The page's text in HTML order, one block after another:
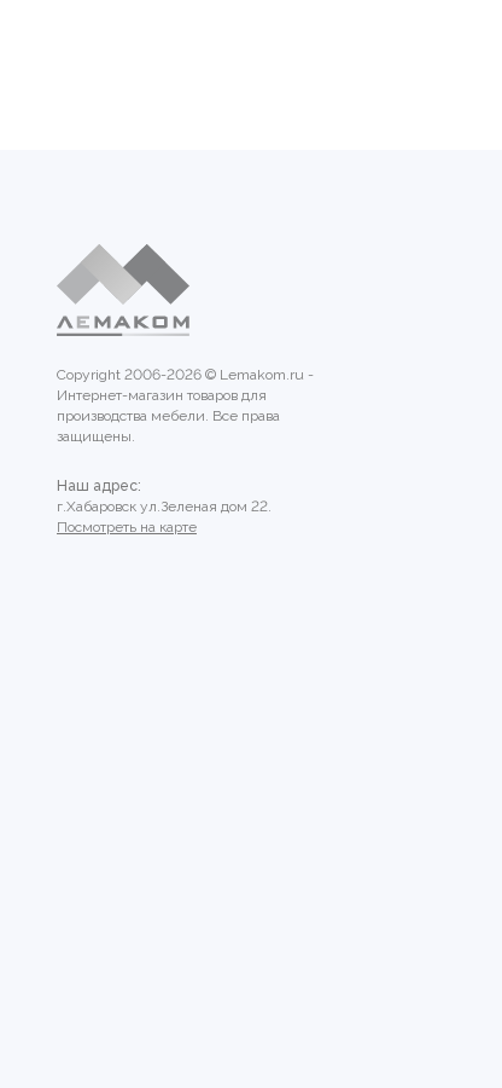
Copyright 2006-2026 © Lemakom.ru -
Интернет-магазин товаров для
производства мебели. Все права
защищены.
Наш адрес:
г.Хабаровск ул.Зеленая дом 22.
Посмотреть на карте